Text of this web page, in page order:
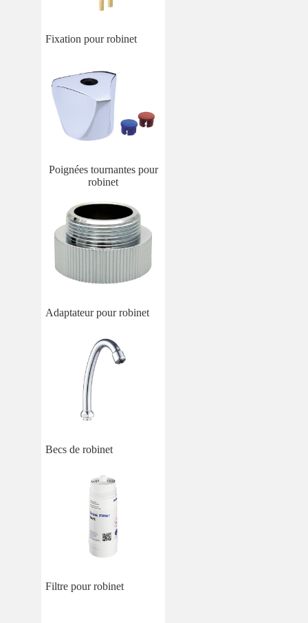
Fixation pour robinet
Poignées tournantes pour
robinet
Adaptateur pour robinet
Becs de robinet
Filtre pour robinet